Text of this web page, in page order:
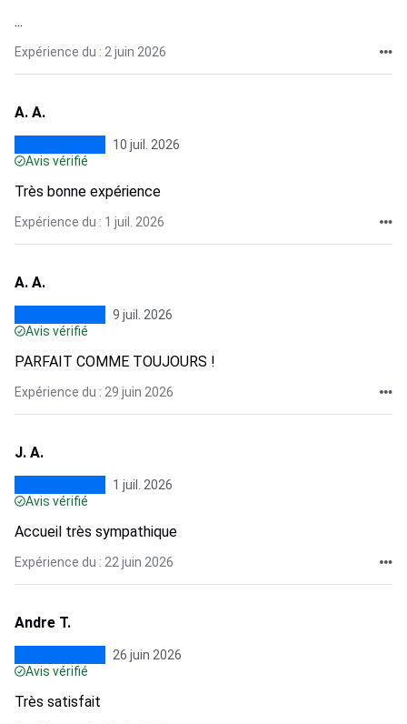
...
Expérience du : 2 juin 2026
A. A.
10 juil. 2026
Avis vérifié
Très bonne expérience
Expérience du : 1 juil. 2026
A. A.
9 juil. 2026
Avis vérifié
PARFAIT COMME TOUJOURS !
Expérience du : 29 juin 2026
J. A.
1 juil. 2026
Avis vérifié
Accueil très sympathique
Expérience du : 22 juin 2026
Andre T.
26 juin 2026
Avis vérifié
Très satisfait